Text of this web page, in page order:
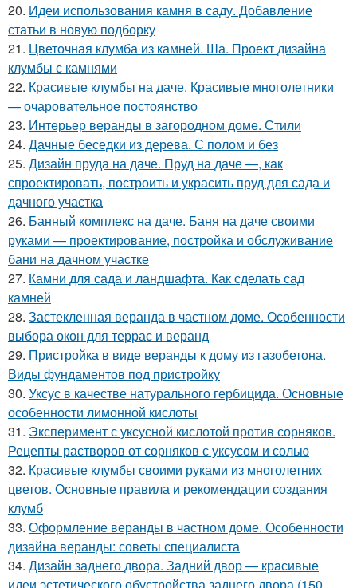
20. Идеи использования камня в саду. Добавление
статьи в новую подборку
21. Цветочная клумба из камней. Ша. Проект дизайна
клумбы с камнями
22. Красивые клумбы на даче. Красивые многолетники
— очаровательное постоянство
23. Интерьер веранды в загородном доме. Стили
24. Дачные беседки из дерева. С полом и без
25. Дизайн пруда на даче. Пруд на даче —, как
спроектировать, построить и украсить пруд для сада и
дачного участка
26. Банный комплекс на даче. Баня на даче своими
руками — проектирование, постройка и обслуживание
бани на дачном участке
27. Камни для сада и ландшафта. Как сделать сад
камней
28. Застекленная веранда в частном доме. Особенности
выбора окон для террас и веранд
29. Пристройка в виде веранды к дому из газобетона.
Виды фундаментов под пристройку
30. Уксус в качестве натурального гербицида. Основные
особенности лимонной кислоты
31. Эксперимент с уксусной кислотой против сорняков.
Рецепты растворов от сорняков с уксусом и солью
32. Красивые клумбы своими руками из многолетних
цветов. Основные правила и рекомендации создания
клумб
33. Оформление веранды в частном доме. Особенности
дизайна веранды: советы специалиста
34. Дизайн заднего двора. Задний двор — красивые